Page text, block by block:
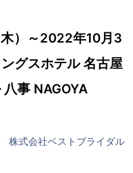
）～2022年10月3
グスホテル 名古屋
事 NAGOYA
株式会社ベストブライダル